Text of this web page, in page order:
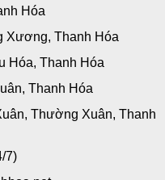
Hóa
Xương, Thanh Hóa
Hóa, Thanh Hóa
Thanh Hóa
Thường Xuân, Thanh
7)